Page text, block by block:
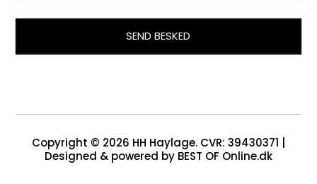
SEND BESKED
Copyright © 2026 HH Haylage. CVR: 39430371 |
Designed & powered by BEST OF Online.dk